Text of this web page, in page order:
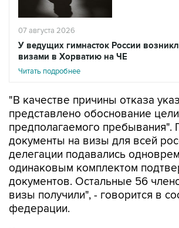
07 августа 2026
У ведущих гимнасток России
визами в Хорватию на ЧЕ
Читать подробнее
"В качестве причины отказа
предполагаемого пребывания".
документы на визы для всей
делегации подавались
одинаковым комплектом
документов. Остальные 56
визы получили", - говорится в
федерации.
В организации расценили